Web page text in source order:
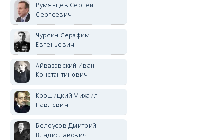
Румянцев Сергей
Сергеевич
Чурсин Серафим
Евгеньевич
Айвазовский Иван
Константинович
Крошицкий Михаил
Павлович
Белоусов Дмитрий
Владиславович